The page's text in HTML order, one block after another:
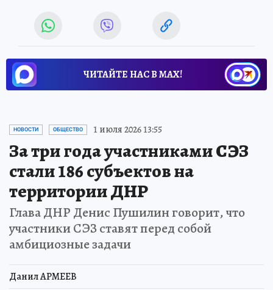
ЧИТАЙТЕ НАС В МАХ!
НОВОСТИ ОБЩЕСТВО 1 июля 2026 13:55
За три года участниками СЭЗ
стали 186 субъектов на
территории ДНР
Глава ДНР Денис Пушилин говорит, что
участники СЭЗ ставят перед собой
амбициозные задачи
Данил АРМЕЕВ